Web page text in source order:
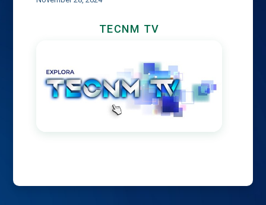
TECNM TV